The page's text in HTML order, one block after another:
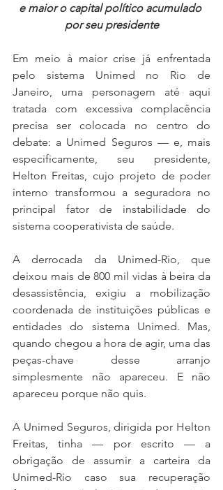
e maior o capital político acumulado
por seu presidente
Em meio à maior crise já enfrentada
pelo sistema Unimed no Rio de
Janeiro, uma personagem até aqui
tratada com excessiva complacência
precisa ser colocada no centro do
debate: a Unimed Seguros — e, mais
especificamente, seu presidente,
Helton Freitas, cujo projeto de poder
interno transformou a seguradora no
principal fator de instabilidade do
sistema cooperativista de saúde.
A derrocada da Unimed-Rio, que
deixou mais de 800 mil vidas à beira da
desassistência, exigiu a mobilização
coordenada de instituições públicas e
entidades do sistema Unimed. Mas,
quando chegou a hora de agir, uma das
peças-chave desse arranjo
simplesmente não apareceu. E não
apareceu porque não quis.
A Unimed Seguros, dirigida por Helton
Freitas, tinha — por escrito — a
obrigação de assumir a carteira da
Unimed-Rio caso sua recuperação